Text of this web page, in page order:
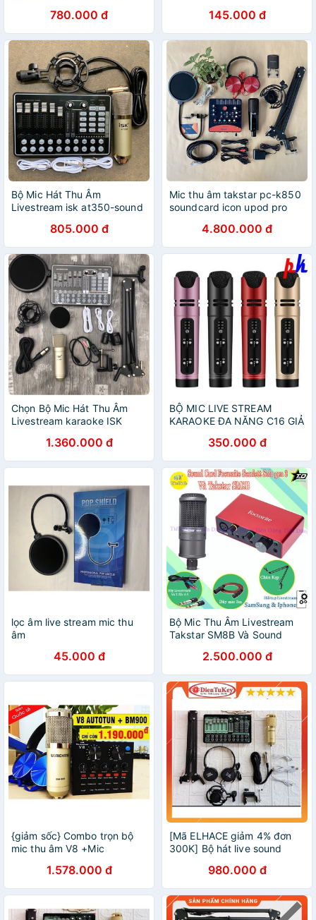
âm-live stream chuyên
nghiệp
780.000 đ 145.000 đ
Bộ Mic Hát Thu Âm
Livestream isk at350-sound
805.000 đ
Mic thu âm takstar pc-k850
soundcard icon upod pro
mic 3m- bộ live stream đầy
đủ
4.800.000 đ
Chọn Bộ Mic Hát Thu Âm
Livestream karaoke ISK
dây chuyên live
1.360.000 đ
BỘ MIC LIVE STREAM
KARAOKE ĐA NĂNG C16 GIẢ
TẶNG TAI PHONE
350.000 đ
lọc âm live stream mic thu
âm
45.000 đ
Bộ Mic Thu Âm Livestream
Takstar SM8B Và Sound
Gen 3 Chân Đế dây live
stream Dây Mic 3m
2.500.000 đ
{giảm sốc} Combo trọn bộ
mic thu âm V8 +Mic
lọc,dây live (Tặng kèm tai
nghe cao cấp )
1.578.000 đ
[Mã ELHACE giảm 4% đơn
300K] Bộ hát live sound
BM900 tặng kẹp mic và tai
nghe
980.000 đ